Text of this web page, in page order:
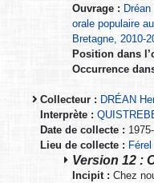
Ouvrage :
orale populaire
Bretagne, 2010-
Position dans
Occurrence
Collecteur : DRÉAN
Interprète :
Date de collecte : 1975-
Lieu de collecte : Férel
Version 12 :
Incipit : Chez